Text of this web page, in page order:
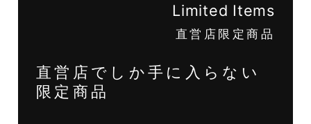
Limited Items
直営店限定商品
直営店でしか手に入らない
限定商品